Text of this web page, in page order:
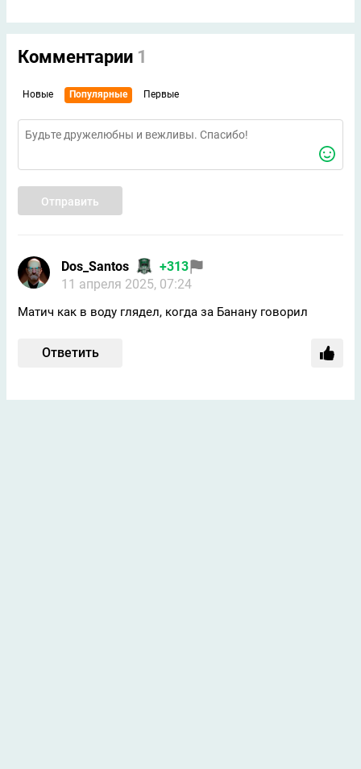
Комментарии 1
Новые Популярные Первые
Отправить
Dos_Santos
+313
11 апреля 2025, 07:24
Матич как в воду глядел, когда за Банану говорил
Ответить